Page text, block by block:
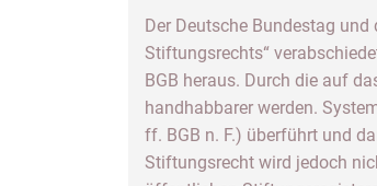
Der Deutsche Bundestag
Stiftungsrechts“
BGB heraus. Durch die auf
handhabbarer werden.
ff. BGB n. F.) überführt und
Stiftungsrecht wird jedoch